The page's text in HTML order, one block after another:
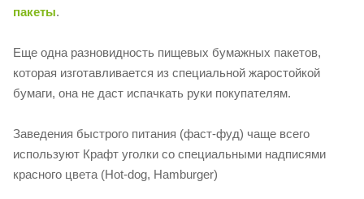
пакеты.
Еще одна разновидность пищевых бумажных пакетов,
которая изготавливается из специальной жаростойкой
бумаги, она не даст испачкать руки покупателям.
Заведения быстрого питания (фаст-фуд) чаще всего
используют Крафт уголки со специальными надписями
красного цвета (Hot-dog, Hamburger)